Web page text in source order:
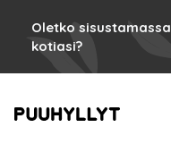
Oletko sisustamassa
kotiasi?